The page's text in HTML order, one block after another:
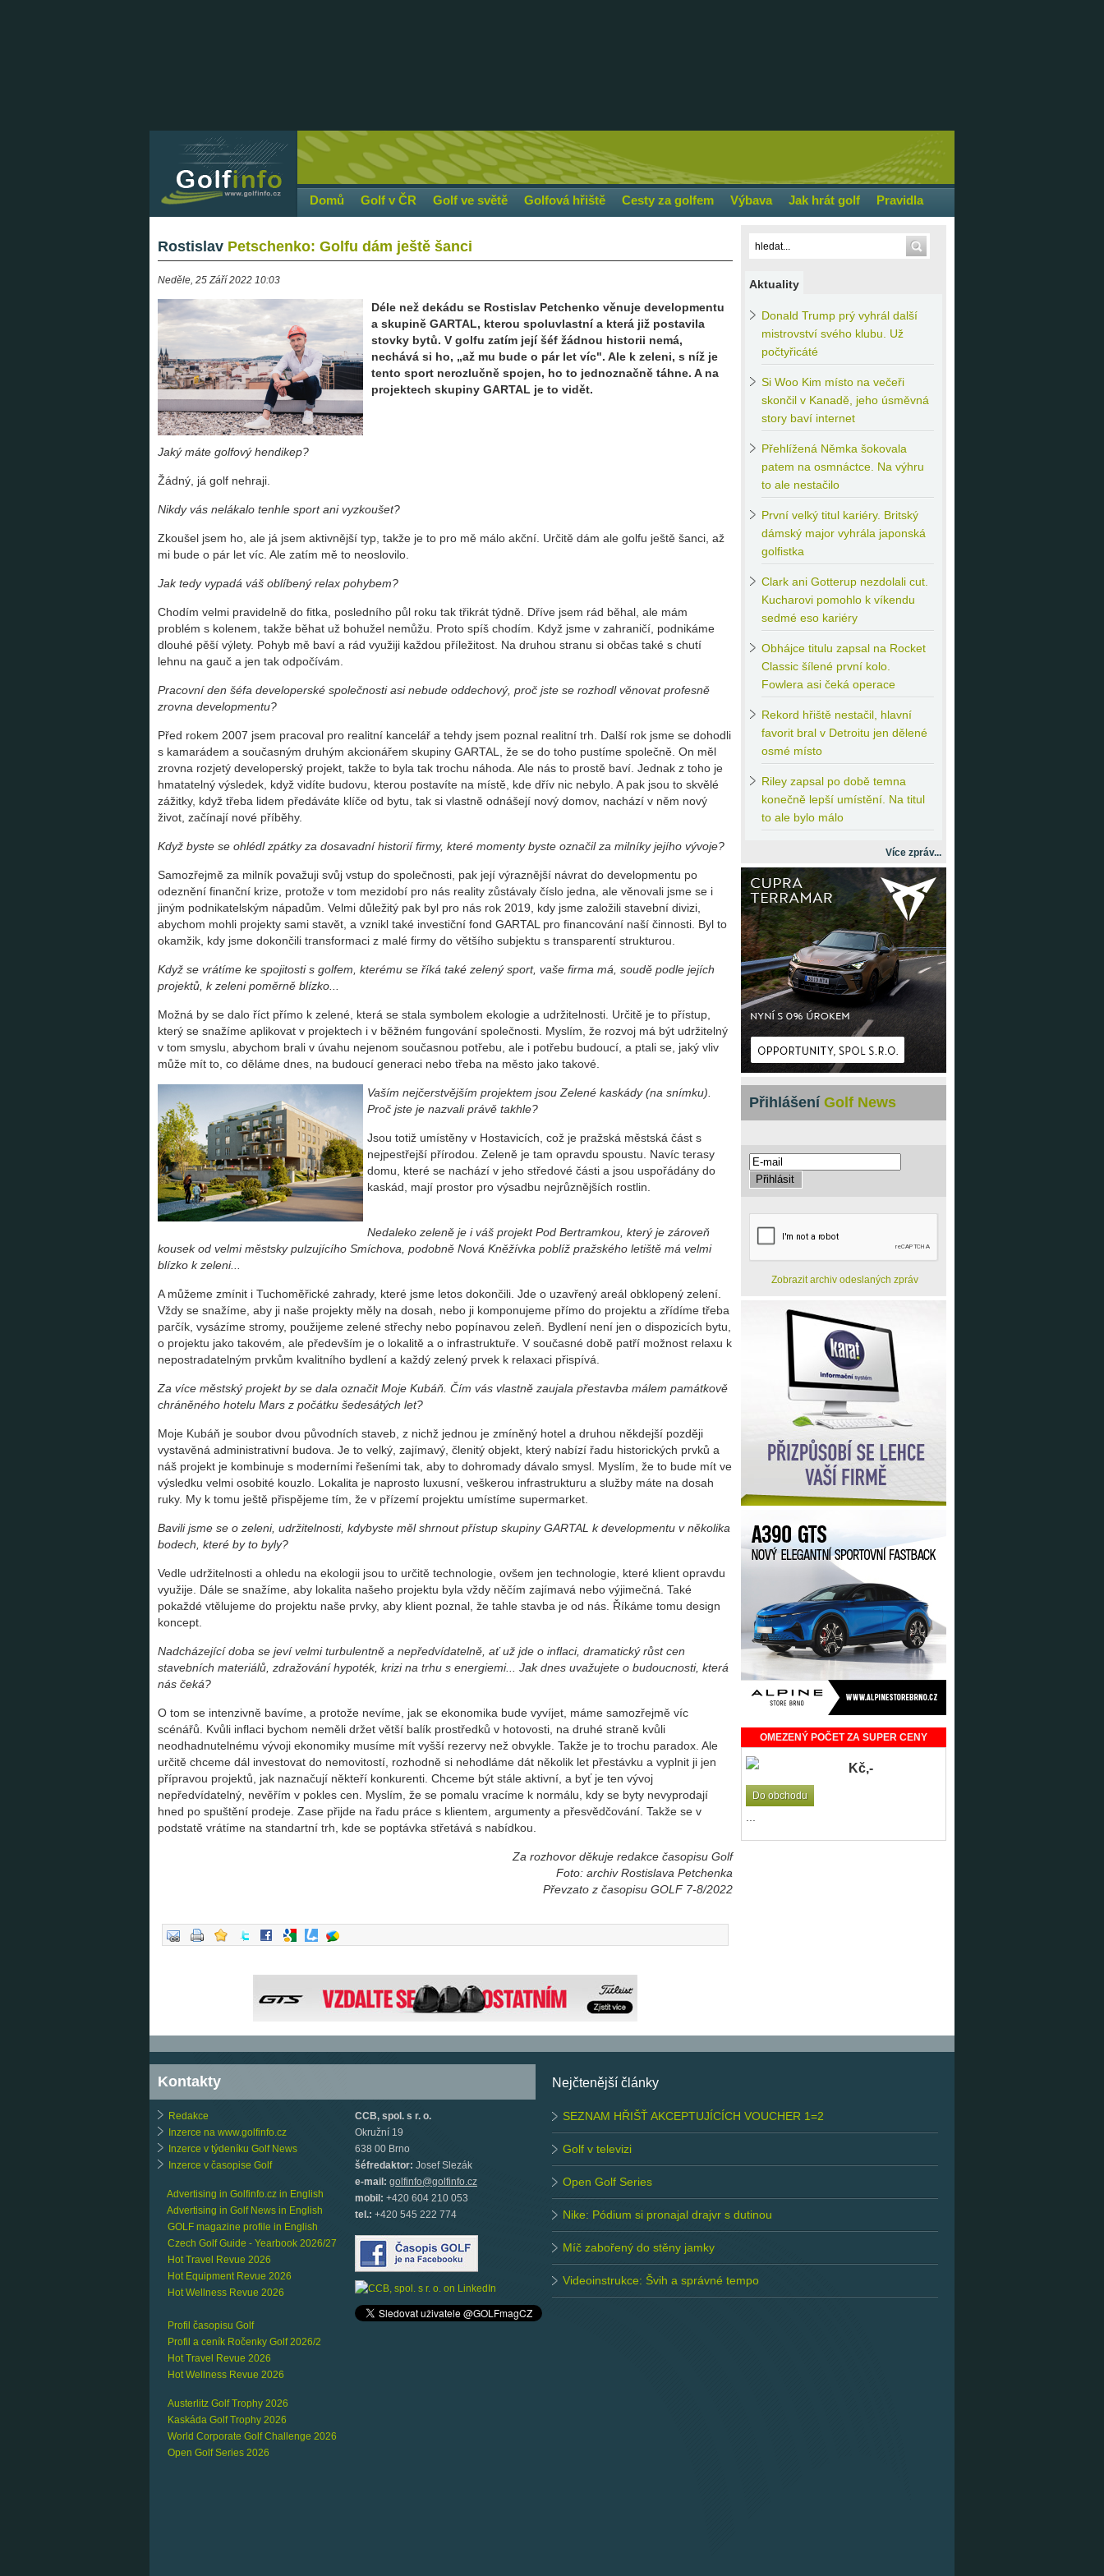
Domů Golf v ČR Golf ve světě Golfová hřiště Cesty za golfem Výbava Jak hrát golf Pravidla
Rostislav Petschenko: Golfu dám ještě šanci
Neděle, 25 Září 2022 10:03
Déle než dekádu se Rostislav Petchenko věnuje developmentu
a skupině GARTAL, kterou spoluvlastní a která již postavila
stovky bytů. V golfu zatím její šéf žádnou historii nemá,
nechává si ho, „až mu bude o pár let víc". Ale k zeleni, s níž je
tento sport nerozlučně spojen, ho to jednoznačně táhne. A na
projektech skupiny GARTAL je to vidět.
Jaký máte golfový hendikep?
Žádný, já golf nehraji.
Nikdy vás nelákalo tenhle sport ani vyzkoušet?
Zkoušel jsem ho, ale já jsem aktivnější typ, takže je to pro mě málo akční. Určitě dám ale golfu ještě šanci, až
mi bude o pár let víc. Ale zatím mě to neoslovilo.
Jak tedy vypadá váš oblíbený relax pohybem?
Chodím velmi pravidelně do fitka, posledního půl roku tak třikrát týdně. Dříve jsem rád běhal, ale mám
problém s kolenem, takže běhat už bohužel nemůžu. Proto spíš chodím. Když jsme v zahraničí, podnikáme
dlouhé pěší výlety. Pohyb mě baví a rád využiji každou příležitost. Na druhou stranu si občas také s chutí
lehnu na gauč a jen tak odpočívám.
Pracovní den šéfa developerské společnosti asi nebude oddechový, proč jste se rozhodl věnovat profesně
zrovna developmentu?
Před rokem 2007 jsem pracoval pro realitní kancelář a tehdy jsem poznal realitní trh. Další rok jsme se dohodli
s kamarádem a současným druhým akcionářem skupiny GARTAL, že se do toho pustíme společně. On měl
zrovna rozjetý developerský projekt, takže to byla tak trochu náhoda. Ale nás to prostě baví. Jednak z toho je
hmatatelný výsledek, když vidíte budovu, kterou postavíte na místě, kde dřív nic nebylo. A pak jsou to skvělé
zážitky, když třeba lidem předáváte klíče od bytu, tak si vlastně odnášejí nový domov, nachází v něm nový
život, začínají nové příběhy.
Když byste se ohlédl zpátky za dosavadní historií firmy, které momenty byste označil za milníky jejího vývoje?
Samozřejmě za milník považuji svůj vstup do společnosti, pak její výraznější návrat do developmentu po
odeznění finanční krize, protože v tom mezidobí pro nás reality zůstávaly číslo jedna, ale věnovali jsme se i
jiným podnikatelským nápadům. Velmi důležitý pak byl pro nás rok 2019, kdy jsme založili stavební divizi,
abychom mohli projekty sami stavět, a vznikl také investiční fond GARTAL pro financování naší činnosti. Byl to
okamžik, kdy jsme dokončili transformaci z malé firmy do většího subjektu s transparentí strukturou.
Když se vrátíme ke spojitosti s golfem, kterému se říká také zelený sport, vaše firma má, soudě podle jejích
projektů, k zeleni poměrně blízko...
Možná by se dalo říct přímo k zelené, která se stala symbolem ekologie a udržitelnosti. Určitě je to přístup,
který se snažíme aplikovat v projektech i v běžném fungování společnosti. Myslím, že rozvoj má být udržitelný
v tom smyslu, abychom brali v úvahu nejenom současnou potřebu, ale i potřebu budoucí, a ptali se, jaký vliv
může mít to, co děláme dnes, na budoucí generaci nebo třeba na město jako takové.
Vaším nejčerstvějším projektem jsou Zelené kaskády (na snímku).
Proč jste je nazvali právě takhle?
Jsou totiž umístěny v Hostavicích, což je pražská městská část s
nejpestřejší přírodou. Zeleně je tam opravdu spoustu. Navíc terasy
domu, které se nachází v jeho středové části a jsou uspořádány do
kaskád, mají prostor pro výsadbu nejrůznějších rostlin.
Nedaleko zeleně je i váš projekt Pod Bertramkou, který je zároveň
kousek od velmi městsky pulzujícího Smíchova, podobně Nová Kněžívka poblíž pražského letiště má velmi
blízko k zeleni...
A můžeme zmínit i Tuchoměřické zahrady, které jsme letos dokončili. Jde o uzavřený areál obklopený zelení.
Vždy se snažíme, aby ji naše projekty měly na dosah, nebo ji komponujeme přímo do projektu a zřídíme třeba
parčík, vysázíme stromy, použijeme zelené střechy nebo popínavou zeleň. Bydlení není jen o dispozicích bytu,
o projektu jako takovém, ale především je o lokalitě a o infrastruktuře. V současné době patří možnost relaxu k
nepostradatelným prvkům kvalitního bydlení a každý zelený prvek k relaxaci přispívá.
Za více městský projekt by se dala označit Moje Kubáň. Čím vás vlastně zaujala přestavba málem památkově
chráněného hotelu Mars z počátku šedesátých let?
Moje Kubáň je soubor dvou původních staveb, z nichž jednou je zmíněný hotel a druhou někdejší později
vystavěná administrativní budova. Je to velký, zajímavý, členitý objekt, který nabízí řadu historických prvků a
náš projekt je kombinuje s moderními řešeními tak, aby to dohromady dávalo smysl. Myslím, že to bude mít ve
výsledku velmi osobité kouzlo. Lokalita je naprosto luxusní, veškerou infrastrukturu a služby máte na dosah
ruky. My k tomu ještě přispějeme tím, že v přízemí projektu umístíme supermarket.
Bavili jsme se o zeleni, udržitelnosti, kdybyste měl shrnout přístup skupiny GARTAL k developmentu v několika
bodech, které by to byly?
Vedle udržitelnosti a ohledu na ekologii jsou to určitě technologie, ovšem jen technologie, které klient opravdu
využije. Dále se snažíme, aby lokalita našeho projektu byla vždy něčím zajímavá nebo výjimečná. Také
pokaždé vtělujeme do projektu naše prvky, aby klient poznal, že tahle stavba je od nás. Říkáme tomu design
koncept.
Nadcházející doba se jeví velmi turbulentně a nepředvídatelně, ať už jde o inflaci, dramatický růst cen
stavebních materiálů, zdražování hypoték, krizi na trhu s energiemi... Jak dnes uvažujete o budoucnosti, která
nás čeká?
O tom se intenzivně bavíme, a protože nevíme, jak se ekonomika bude vyvíjet, máme samozřejmě víc
scénářů. Kvůli inflaci bychom neměli držet větší balík prostředků v hotovosti, na druhé straně kvůli
neodhadnutelnému vývoji ekonomiky musíme mít vyšší rezervy než obvykle. Takže je to trochu paradox. Ale
určitě chceme dál investovat do nemovitostí, rozhodně si nehodláme dát několik let přestávku a vyplnit ji jen
přípravou projektů, jak naznačují někteří konkurenti. Chceme být stále aktivní, a byť je ten vývoj
nepředvídatelný, nevěřím v pokles cen. Myslím, že se pomalu vracíme k normálu, kdy se byty nevyprodají
hned po spuštění prodeje. Zase přijde na řadu práce s klientem, argumenty a přesvědčování. Takže se v
podstatě vrátíme na standartní trh, kde se poptávka střetává s nabídkou.
Za rozhovor děkuje redakce časopisu Golf
Foto: archiv Rostislava Petchenka
Převzato z časopisu GOLF 7-8/2022
Aktuality
Donald Trump prý vyhrál další
mistrovství svého klubu. Už
počtyřicáté
Si Woo Kim místo na večeři
skončil v Kanadě, jeho úsměvná
story baví internet
Přehlížená Němka šokovala
patem na osmnáctce. Na výhru
to ale nestačilo
První velký titul kariéry. Britský
dámský major vyhrála japonská
golfistka
Clark ani Gotterup nezdolali cut.
Kucharovi pomohlo k víkendu
sedmé eso kariéry
Obhájce titulu zapsal na Rocket
Classic šílené první kolo.
Fowlera asi čeká operace
Rekord hřiště nestačil, hlavní
favorit bral v Detroitu jen dělené
osmé místo
Riley zapsal po době temna
konečně lepší umístění. Na titul
to ale bylo málo
Více zpráv...
Přihlášení Golf News
Zobrazit archiv odeslaných zpráv
OMEZENÝ POČET ZA SUPER CENY
Kč,-
Do obchodu
Kontakty
Redakce
Inzerce na www.golfinfo.cz
Inzerce v týdeníku Golf News
Inzerce v časopise Golf
Advertising in Golfinfo.cz in English
Advertising in Golf News in English
GOLF magazine profile in English
Czech Golf Guide - Yearbook 2026/27
Hot Travel Revue 2026
Hot Equipment Revue 2026
Hot Wellness Revue 2026
Profil časopisu Golf
Profil a ceník Ročenky Golf 2026/2
Hot Travel Revue 2026
Hot Wellness Revue 2026
Austerlitz Golf Trophy 2026
Kaskáda Golf Trophy 2026
World Corporate Golf Challenge 2026
Open Golf Series 2026
CCB, spol. s r. o.
Okružní 19
638 00 Brno
šéfredaktor: Josef Slezák
e-mail: golfinfo@golfinfo.cz
mobil: +420 604 210 053
tel.: +420 545 222 774
Nejčtenější články
SEZNAM HŘIŠŤ AKCEPTUJÍCÍCH VOUCHER 1=2
Golf v televizi
Open Golf Series
Nike: Pódium si pronajal drajvr s dutinou
Míč zabořený do stěny jamky
Videoinstrukce: Švih a správné tempo